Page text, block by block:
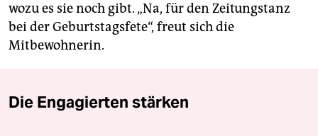
wozu es sie noch gibt. „Na, für den Zeitungstanz
bei der Geburtstagsfete“, freut sich die
Mitbewohnerin.
Die Engagierten stärken